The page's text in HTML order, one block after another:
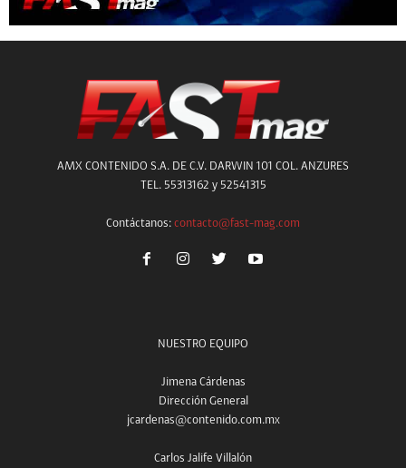
AMX CONTENIDO S.A. DE C.V. DARWIN 101 COL. ANZURES
TEL. 55313162 y 52541315
Contáctanos: contacto@fast-mag.com
NUESTRO EQUIPO
Jimena Cárdenas
Dirección General
jcardenas@contenido.com.mx
Carlos Jalife Villalón